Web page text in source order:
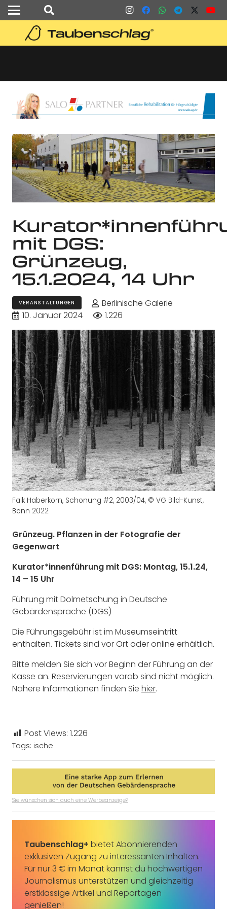
mit DGS:
Grünzeug,
15.1.2024, 14 Uhr
VERANSTALTUNGEN
Berlinische Galerie
10. Januar 2024
1.226
Falk Haberkorn, Schonung #2, 2003/04, © VG Bild-Kunst,
Bonn 2022
Grünzeug. Pflanzen in der Fotografie der
Gegenwart
Kurator*innenführung mit DGS: Montag, 15.1.24,
14 – 15 Uhr
Führung mit Dolmetschung in Deutsche
Gebärdensprache (DGS)
Die Führungsgebühr ist im Museumseintritt
enthalten. Tickets sind vor Ort oder online erhältlich.
Bitte melden Sie sich vor Beginn der Führung an der
Kasse an. Reservierungen vorab sind nicht möglich.
Nähere Informationen finden Sie hier.
Post Views: 1.226
Tags: ische
Sie wünschen sich auch eine Werbeanzeige?
Taubenschlag+ bietet Abonnierenden
exklusiven Zugang zu interessanten Inhalten.
Für nur 3 € im Monat kannst du hochwertigen
Journalismus unterstützen und gleichzeitig
erstklassige Artikel und Reportagen
genießen!